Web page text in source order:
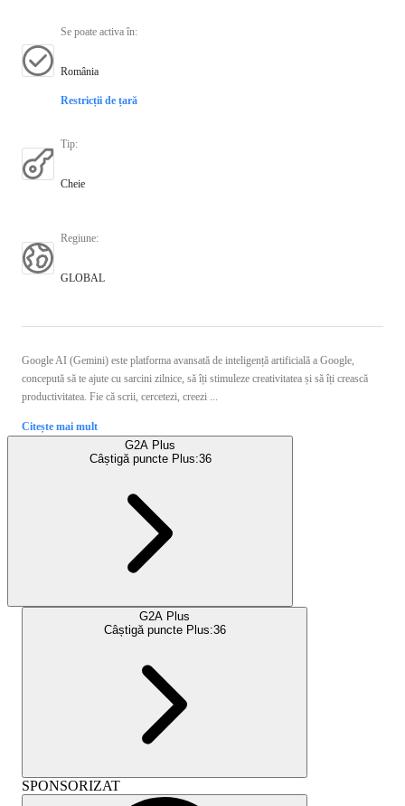
Se poate activa în:
România
Restricții de țară
Tip:
Cheie
Regiune:
GLOBAL
Google AI (Gemini) este platforma avansată de inteligență artificială a Google,
concepută să te ajute cu sarcini zilnice, să îți stimuleze creativitatea și să îți crească
productivitatea. Fie că scrii, cercetezi, creezi ...
Citește mai mult
G2A Plus
Câștigă puncte Plus:36
G2A Plus
Câștigă puncte Plus:36
SPONSORIZAT